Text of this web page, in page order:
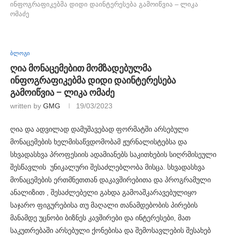
ინფოგრაფიკებმა დიდი დაინტერესება გამოიწვია – ლიკა
ომაძე
ბლოგი
ღია მონაცემებით მომზადებულმა
ინფოგრაფიკებმა დიდი დაინტერესება
გამოიწვია – ლიკა ომაძე
written by GMG 19/03/2023
ღია და ადვილად დამუშავებად ფორმატში არსებული
მონაცემების ხელმისაწვდომობამ ჟურნალისტებსა და
სხვადასხვა პროფესიის ადამიანებს საკითხების სიღრმისეული
შესწავლის უნიკალური შესაძლებლობა მისცა. სხვადასხვა
მონაცემების ერთმნეთთან დაკავშირებითა და პროგრამული
ანალიზით , შესაძლებელი გახდა გამოაშკარავებულიყო
საჯარო ფიგურებისა თუ მაღალი თანამდებობის პირების
მანამდე უცნობი ბიზნეს კავშირები და ინტერესები, მათ
საკუთრებაში არსებული ქონებისა და შემოსავლების შესახებ